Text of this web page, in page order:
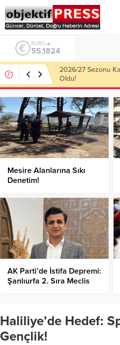
ALTIN
6.662,10
Haliliye Belediyesi
Yemek Ulaştırıyor!
Mesire Alanlarına Sıkı
Denetim!
AK Parti’de İstifa Depremi:
Şanlıurfa 2. Sıra Meclis
Haliliye’de Hedef:
Gençlik!